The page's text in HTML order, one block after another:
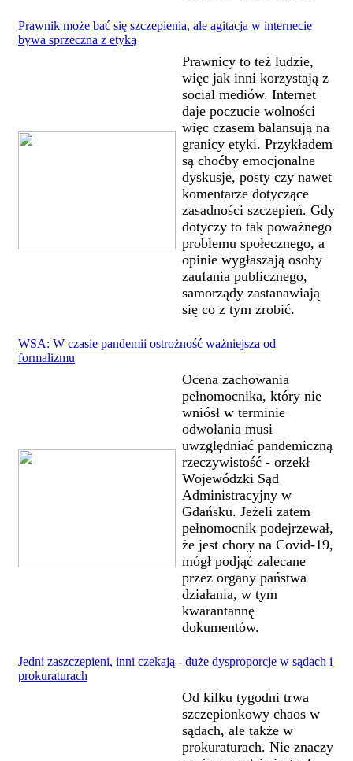
Prawnik może bać się szczepienia, ale agitacja w internecie
bywa sprzeczna z etyką
Prawnicy to też ludzie,
więc jak inni korzystają z
social mediów. Internet
daje poczucie wolności
więc czasem balansują na
granicy etyki. Przykładem
są choćby emocjonalne
dyskusje, posty czy nawet
komentarze dotyczące
zasadności szczepień. Gdy
dotyczy to tak poważnego
problemu społecznego, a
opinie wygłaszają osoby
zaufania publicznego,
samorządy zastanawiają
się co z tym zrobić.
WSA: W czasie pandemii ostrożność ważniejsza od
formalizmu
Ocena zachowania
pełnomocnika, który nie
wniósł w terminie
odwołania musi
uwzględniać pandemiczną
rzeczywistość - orzekł
Wojewódzki Sąd
Administracyjny w
Gdańsku. Jeżeli zatem
pełnomocnik podejrzewał,
że jest chory na Covid-19,
mógł podjąć zalecane
przez organy państwa
działania, w tym
kwarantannę
dokumentów.
Jedni zaszczepieni, inni czekają - duże dysproporcje w sądach i
prokuraturach
Od kilku tygodni trwa
szczepionkowy chaos w
sądach, ale także w
prokuraturach. Nie znaczy